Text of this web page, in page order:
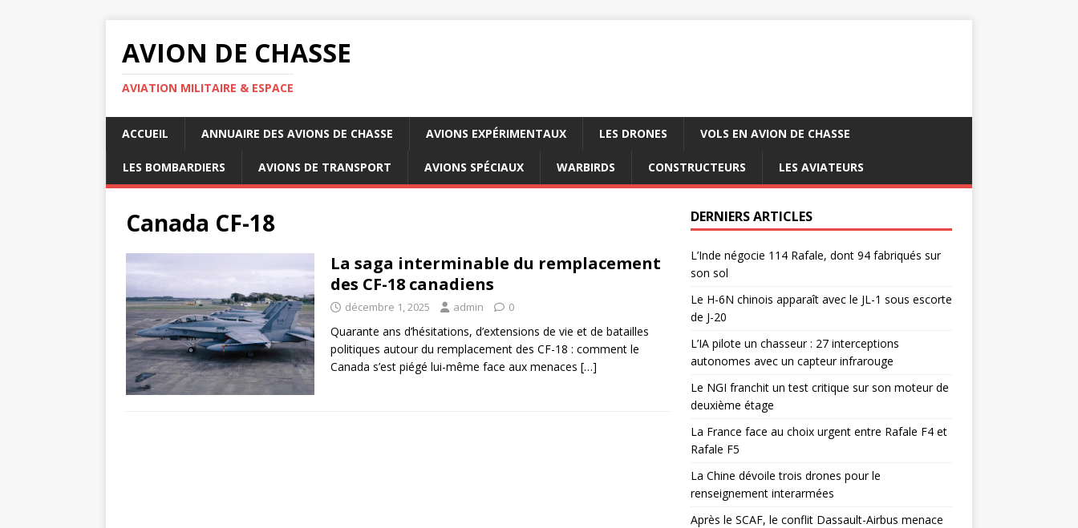
AVION DE CHASSE
AVIATION MILITAIRE & ESPACE
ACCUEIL ANNUAIRE DES AVIONS DE CHASSE AVIONS EXPÉRIMENTAUX LES DRONES VOLS EN AVION DE CHASSE
LES BOMBARDIERS AVIONS DE TRANSPORT AVIONS SPÉCIAUX WARBIRDS CONSTRUCTEURS LES AVIATEURS
Canada CF-18
La saga interminable du remplacement
des CF-18 canadiens
décembre 1, 2025 admin 0
Quarante ans d’hésitations, d’extensions de vie et de batailles
politiques autour du remplacement des CF-18 : comment le
Canada s’est piégé lui-même face aux menaces […]
DERNIERS ARTICLES
L’Inde négocie 114 Rafale, dont 94 fabriqués sur
son sol
Le H-6N chinois apparaît avec le JL-1 sous escorte
de J-20
L’IA pilote un chasseur : 27 interceptions
autonomes avec un capteur infrarouge
Le NGI franchit un test critique sur son moteur de
deuxième étage
La France face au choix urgent entre Rafale F4 et
Rafale F5
La Chine dévoile trois drones pour le
renseignement interarmées
Après le SCAF, le conflit Dassault-Airbus menace